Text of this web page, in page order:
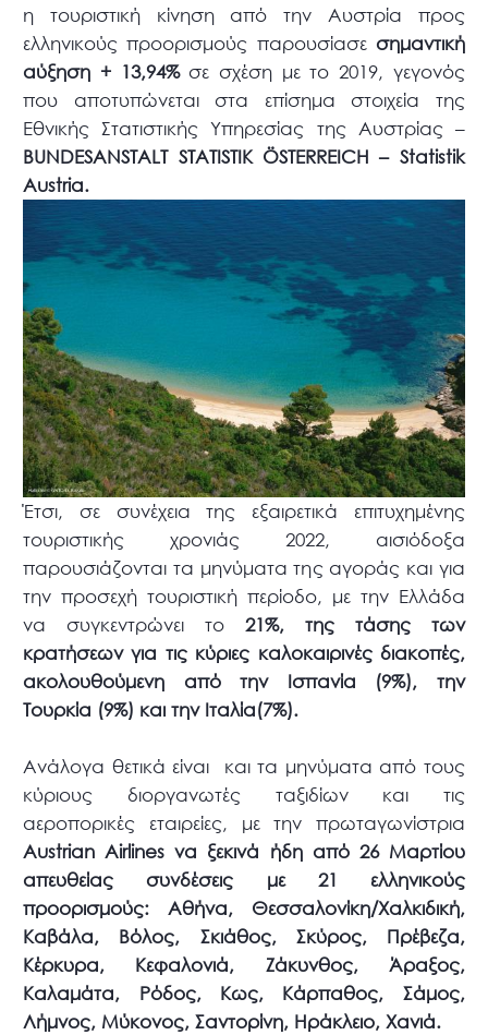
η τουριστική κίνηση από την Αυστρία προς
ελληνικούς προορισμούς παρουσίασε σημαντική
αύξηση + 13,94%σε σχέση με το 2019, γεγονός
που αποτυπώνεται στα επίσημα στοιχεία της
Εθνικής Στατιστικής Υπηρεσίας της Αυστρίας –
BUNDESANSTALT STATISTIK ÖSTERREICH – Statistik
Austria.
Έτσι, σε συνέχεια της εξαιρετικά επιτυχημένης
τουριστικής χρονιάς 2022, αισιόδοξα
παρουσιάζονται τα μηνύματα της αγοράς και για
την προσεχή τουριστική περίοδο, με την Ελλάδα
να συγκεντρώνει το 21%, της τάσης των
κρατήσεων για τις κύριες καλοκαιρινές διακοπές,
ακολουθούμενη από την Ισπανία (9%), την
Τουρκία (9%) και την Ιταλία(7%).
Ανάλογα θετικά είναι και τα μηνύματα από τους
κύριους διοργανωτές ταξιδίων και τις
αεροπορικές εταιρείες, με την πρωταγωνίστρια
Austrian Airlines να ξεκινά ήδη από 26 Μαρτίου
απευθείας συνδέσεις με 21 ελληνικούς
προορισμούς: Αθήνα, Θεσσαλονίκη/Χαλκιδική,
Καβάλα, Βόλος, Σκιάθος, Σκύρος, Πρέβεζα,
Κέρκυρα, Κεφαλονιά, Ζάκυνθος, Άραξος,
Καλαμάτα, Ρόδος, Κως, Κάρπαθος, Σάμος,
Λήμνος, Μύκονος, Σαντορίνη, Ηράκλειο, Χανιά.